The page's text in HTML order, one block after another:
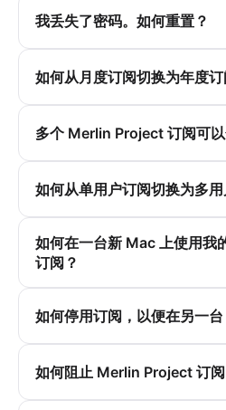
我丢失了密码。如何重置？
如何从月度订阅切换为年度订
多个 Merlin Project 订阅可
如何从单用户订阅切换为多用
如何在一台新 Mac 上使用
订阅？
如何停用订阅，以便在另一
如何阻止 Merlin Project 订